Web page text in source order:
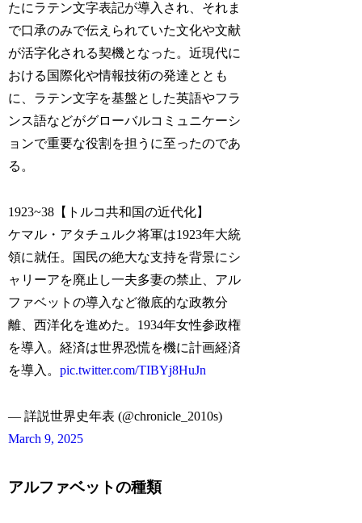
たにラテン文字表記が導入され、それま
で口承のみで伝えられていた文化や文献
が活字化される契機となった。近現代に
おける国際化や情報技術の発達ととも
に、ラテン文字を基盤とした英語やフラ
ンス語などがグローバルコミュニケーシ
ョンで重要な役割を担うに至ったのであ
る。
1923~38【トルコ共和国の近代化】
ケマル・アタチュルク将軍は1923年大統
領に就任。国民の絶大な支持を背景にシ
ャリーアを廃止し一夫多妻の禁止、アル
ファベットの導入など徹底的な政教分
離、西洋化を進めた。1934年女性参政権
を導入。経済は世界恐慌を機に計画経済
を導入。pic.twitter.com/TIBYj8HuJn
— 詳説世界史年表 (@chronicle_2010s)
March 9, 2025
アルファベットの種類